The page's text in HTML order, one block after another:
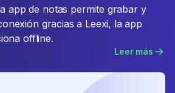
app de notas permite grabar y
gracias a Leexi, la app
offline.
Leer más